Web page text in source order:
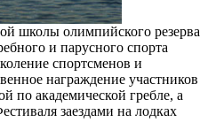
школы олимпийского резерва
и парусного спорта
спортсменов и
награждение участников
по академической гребле, а
заездами на лодках